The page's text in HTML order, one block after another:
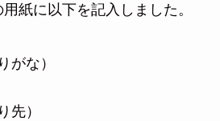
紙に以下を記入しました。
がな）
先）